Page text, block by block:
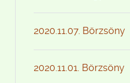
2020.11.07. Börzsöny
2020.11.01. Börzsöny